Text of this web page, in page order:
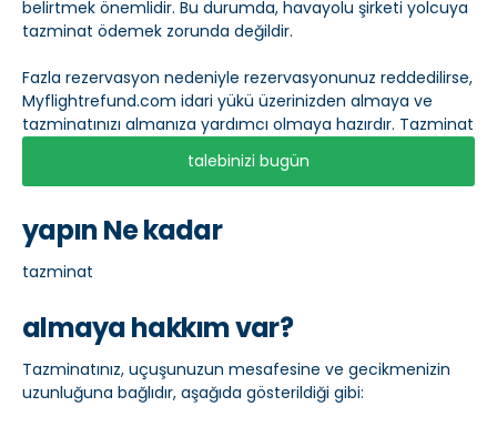
belirtmek önemlidir. Bu durumda, havayolu şirketi yolcuya
tazminat ödemek zorunda değildir.
Fazla rezervasyon nedeniyle rezervasyonunuz reddedilirse,
Myflightrefund.com idari yükü üzerinizden almaya ve
tazminatınızı almanıza yardımcı olmaya hazırdır. Tazminat
talebinizi bugün
yapın Ne kadar
tazminat
almaya hakkım var?
Tazminatınız, uçuşunuzun mesafesine ve gecikmenizin
uzunluğuna bağlıdır, aşağıda gösterildiği gibi: